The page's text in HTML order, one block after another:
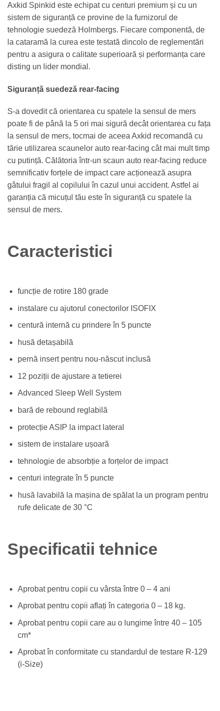
Axkid Spinkid este echipat cu centuri premium și cu un
sistem de siguranță ce provine de la furnizorul de
tehnologie suedeză Holmbergs. Fiecare componentă, de
la cataramă la curea este testată dincolo de reglementări
pentru a asigura o calitate superioară și performanța care
disting un lider mondial.
Siguranță suedeză rear-facing
S-a dovedit că orientarea cu spatele la sensul de mers
poate fi de până la 5 ori mai sigură decât orientarea cu fața
la sensul de mers, tocmai de aceea Axkid recomandă cu
tărie utilizarea scaunelor auto rear-facing cât mai mult timp
cu putință. Călătoria într-un scaun auto rear-facing reduce
semnificativ forțele de impact care acționează asupra
gâtului fragil al copilului în cazul unui accident. Astfel ai
garanția că micuțul tău este în siguranță cu spatele la
sensul de mers.
Caracteristici
funcție de rotire 180 grade
instalare cu ajutorul conectorilor ISOFIX
centură internă cu prindere în 5 puncte
husă detașabilă
pernă insert pentru nou-născut inclusă
12 poziții de ajustare a tetierei
Advanced Sleep Well System
bară de rebound reglabilă
protecție ASIP la impact lateral
sistem de instalare ușoară
tehnologie de absorbție a forțelor de impact
centuri integrate în 5 puncte
husă lavabilă la mașina de spălat la un program pentru
rufe delicate de 30 °C
Specificatii tehnice
Aprobat pentru copii cu vârsta între 0 – 4 ani
Aprobat pentru copii aflați în categoria 0 – 18 kg.
Aprobat pentru copii care au o lungime între 40 – 105
cm*
Aprobat în conformitate cu standardul de testare R-129
(i-Size)